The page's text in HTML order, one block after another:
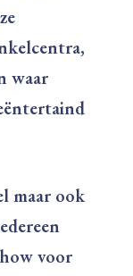
waar
maar ook
voor